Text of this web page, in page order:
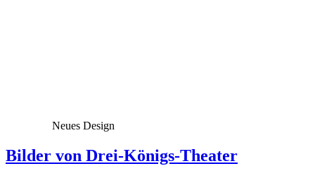
Neues Design
Bilder von Drei-Königs-Theater